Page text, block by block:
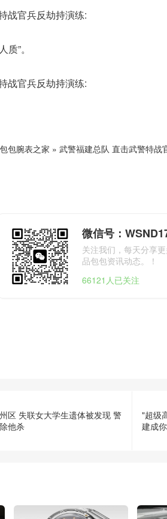
”。
包腕表之家 » 武警福建总队 直击武警特战
微信号：
关注我们，每天分享
品包包资讯动态。！
66121人已关注
区 失联女大学生遗体被发现 警
他杀
"超级
建成